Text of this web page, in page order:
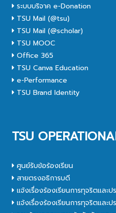
ระบบบริจาค e-Donation
TSU Mail (@tsu)
TSU Mail (@scholar)
TSU MOOC
Office 365
TSU Canva Education
e-Performance
TSU Brand Identity
TSU
ศูนย์รับข้อร้องเรียน
สายตรงอธิการบดี
แจ้งเรื่องร้องเรียนการทุจริตและ
แจ้งเรื่องร้องเรียนการทุจริตและ